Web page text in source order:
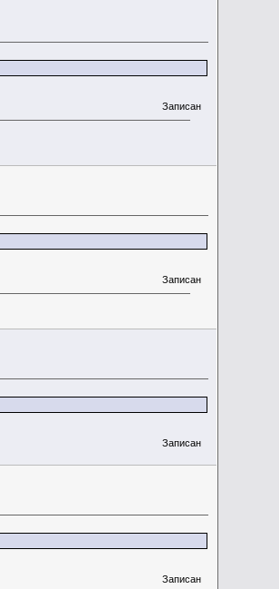
Записан
Записан
Записан
Записан